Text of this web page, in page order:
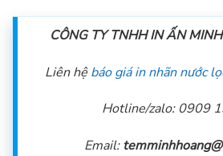
CÔNG TY TNHH IN ẤN
Liên hệ báo giá in nhãn nước
Hotline/zalo: 0909
Email: